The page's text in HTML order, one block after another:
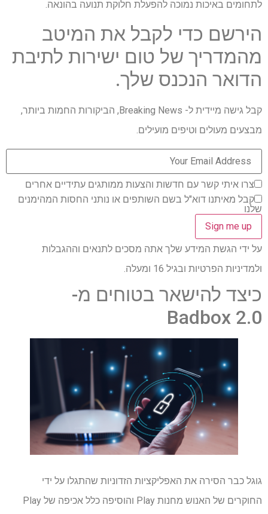
לתחומים באיכות נמוכה להפעלת חלוקת תנועה בהונאה.
הירשם כדי לקבל את המיטב
מהמדריך של טום ישירות לתיבת
הדואר הנכנס שלך.
קבל גישה מיידית ל- Breaking News, הביקורות החמות ביותר,
מבצעים מעולים וטיפים מועילים.
צרו איתי קשר עם חדשות והצעות ממותגים עתידיים אחרים
קבל מאיתנו דוא"ל בשם השותפים או נותני החסות המהימנים
שלנו
על ידי הגשת המידע שלך אתה מסכים לתנאים וההגבלות
ולמדיניות הפרטיות ובגיל 16 ומעלה.
כיצד להישאר בטוחים מ-
Badbox 2.0
גוגל כבר הסירה את האפליקציות הזדוניות שהתגלו על ידי
החוקרים של האנוש מחנות Play והוסיפה כלל אכיפה של Play